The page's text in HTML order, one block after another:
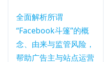
全面解析所谓
“Facebook斗篷”的概
念、由来与监管风险，
帮助广告主与站点运营